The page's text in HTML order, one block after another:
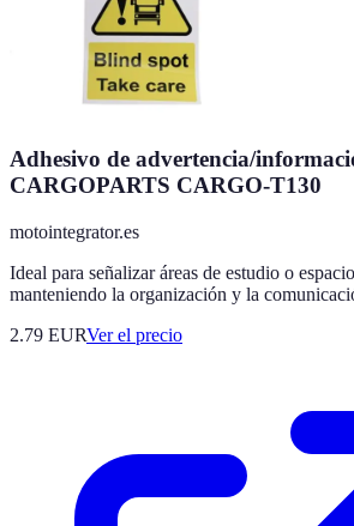
Adhesivo de advertencia/
CARGOPARTS CARGO-T130
motointegrator.es
Ideal para señalizar áreas de estudio o
manteniendo la organización y la
2.79 EURVer el precio